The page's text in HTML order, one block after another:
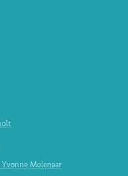
Molenaar